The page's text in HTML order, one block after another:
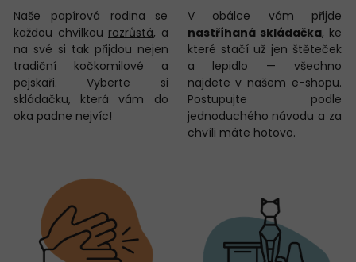
Naše papírová rodina se
každou chvilkou rozrůstá, a
na své si tak přijdou nejen
tradiční kočkomilové a
pejskaři. Vyberte si
skládačku, která vám do
oka padne nejvíc!
V obálce vám přijde
nastříhaná skládačka, ke
které stačí už jen štěteček
a lepidlo — všechno
najdete v našem e-shopu.
Postupujte podle
jednoduchého návodu a za
chvíli máte hotovo.